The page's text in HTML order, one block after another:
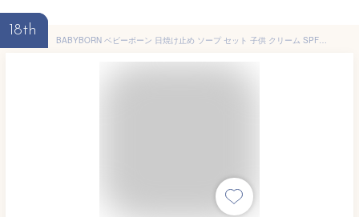
18th
BABYBORN ベビーボーン 日焼け止め ソープ セット 子供 クリーム SPF50+/PA++++ 低刺激 ベビー 無添加 紫外線 保湿 UV 対策 日焼け対策 ミルク ベビーソープ 石鹸 ボディソープ ベビーシャンプー 赤ちゃん 新生児 シャンプー 頭 髪 顔 全身 洗顔 泡 泡タイプ 乾燥肌 敏感肌